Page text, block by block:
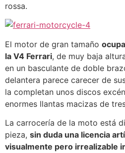
rossa.
El motor de gran tamaño
la V4 Ferrari, de muy baja
en un basculante de doble
delantera parece carecer de
la completan unos discos
enormes llantas macizas de
La carrocería de la moto está
pieza, sin duda una licencia
visualmente pero irrealizable